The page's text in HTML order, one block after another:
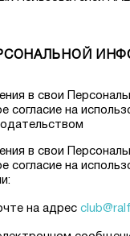
в свои
согласие на
в свои
согласие на
на адрес